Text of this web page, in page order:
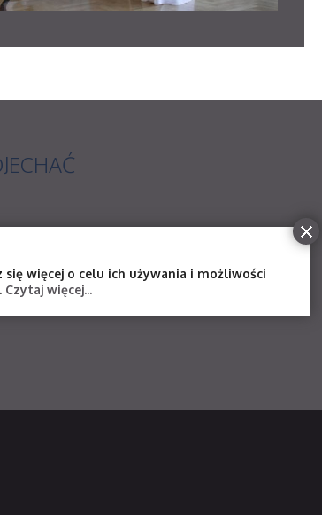
więcej o celu ich używania i możliwości
Czytaj więcej...